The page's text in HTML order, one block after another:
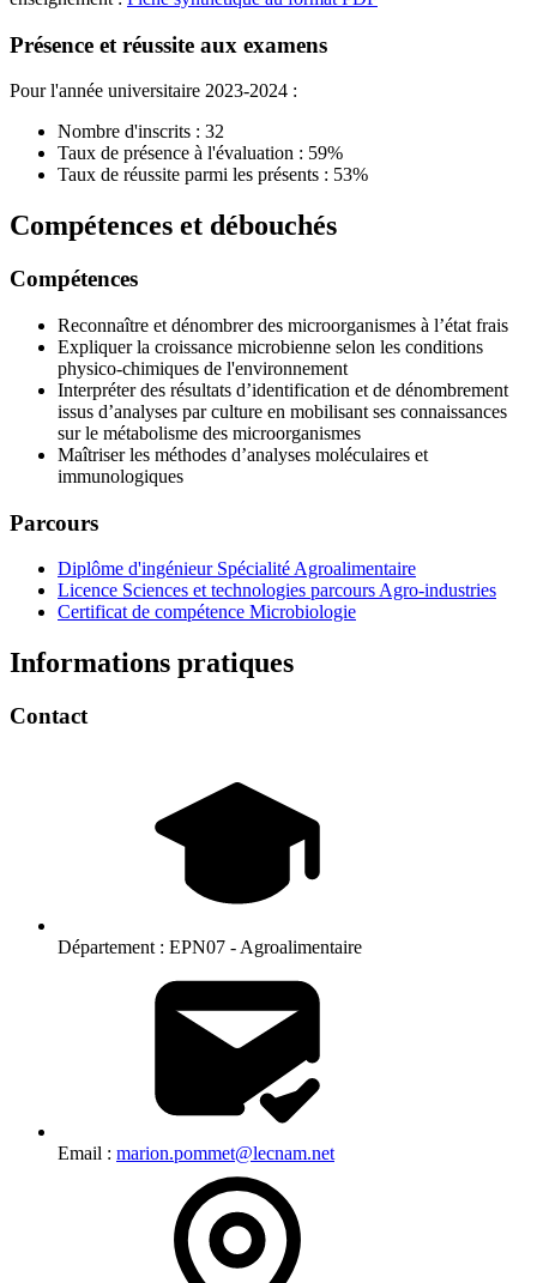
Présence et réussite aux examens
Pour l'année universitaire 2023-2024 :
Nombre d'inscrits : 32
Taux de présence à l'évaluation : 59%
Taux de réussite parmi les présents : 53%
Compétences et débouchés
Compétences
Reconnaître et dénombrer des microorganismes à l’état frais
Expliquer la croissance microbienne selon les conditions
physico-chimiques de l'environnement
Interpréter des résultats d’identification et de dénombrement
issus d’analyses par culture en mobilisant ses connaissances
sur le métabolisme des microorganismes
Maîtriser les méthodes d’analyses moléculaires et
immunologiques
Parcours
Diplôme d'ingénieur Spécialité Agroalimentaire
Licence Sciences et technologies parcours Agro-industries
Certificat de compétence Microbiologie
Informations pratiques
Contact
Département : EPN07 - Agroalimentaire
Email : marion.pommet@lecnam.net